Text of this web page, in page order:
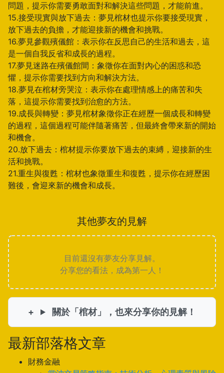
問題，提示你需要勇敢面對和解決這些問題，才能前進。
15.接受現實與放下過去：夢見棺材也提示你要接受現實，
放下過去的負擔，才能迎接新的機會和挑戰。
16.夢見參觀殯儀館：表示你在反思自己的生活和過去，這
是一個自我反省和成長的過程。
17.夢見迷路在殯儀館間：象徵你在面對內心的困惑和恐
懼，提示你需要找到方向和解決方法。
18.夢見在棺材旁哭泣：表示你在處理情感上的痛苦和失
落，這提示你需要找到治愈的方法。
19.成長與轉變：夢見棺材象徵你正在經歷一個成長和轉變
的過程，這個過程可能伴隨著痛苦，但最終會帶來新的開始
和機會。
20.放下過去：棺材提示你要放下過去的束縛，迎接新的生
活和挑戰。
21.重生與復甦：棺材也象徵重生和復甦，提示你在經歷困
難後，會迎來新的機會和成長。
其他夢友的見解
目前還沒有夢友分享見解。
分享您的看法，成為第一人！
關於「棺材」，也來分享你的見解！
最新部落格文章
財務金融